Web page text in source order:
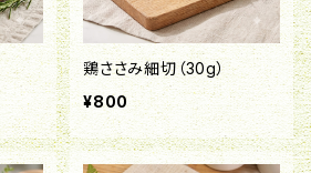
鶏ささみ細切（30g）
¥800